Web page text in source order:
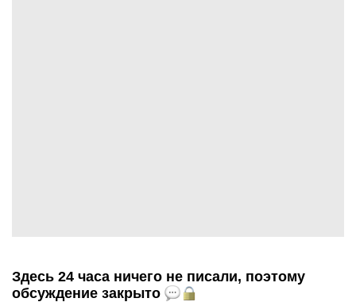
Здесь 24 часа ничего не писали, поэтому
обсуждение закрыто